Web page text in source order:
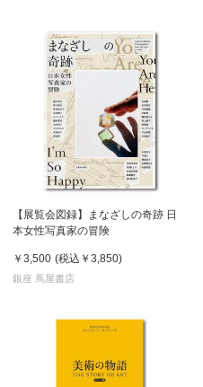
【展覧会図録】まなざしの奇跡 日
本女性写真家の冒険
￥3,500 (税込 ￥3,850)
銀座 蔦屋書店